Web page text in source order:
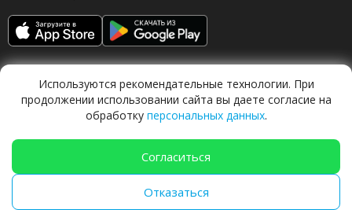
Обращаясь в наш магазин, вы даете согласие на
ИИ система 🍐Груша
Используются рекомендательные технологии. При
продолжении использовании сайта вы даете согласие на
обработку персональных данных.
Согласиться
Отказаться